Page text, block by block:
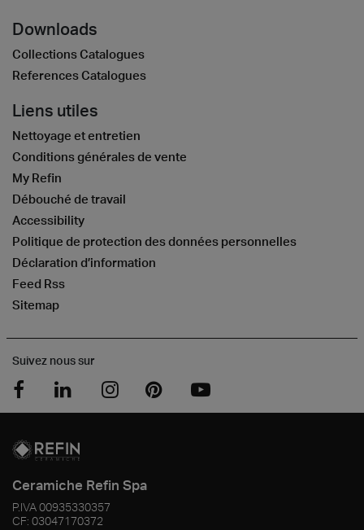
Downloads
Collections Catalogues
References Catalogues
Liens utiles
Nettoyage et entretien
Conditions générales de vente
My Refin
Débouché de travail
Accessibility
Politique de protection des données personnelles
Déclaration d’information
Feed Rss
Sitemap
Suivez nous sur
Ceramiche Refin Spa
P.IVA00935330357
CF: 03047170372